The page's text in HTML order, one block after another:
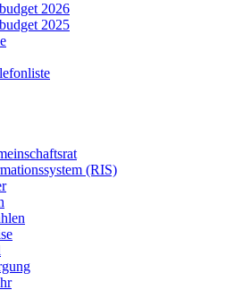
2026
2025
(RIS)